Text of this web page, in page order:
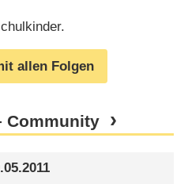
allen Folgen
Community